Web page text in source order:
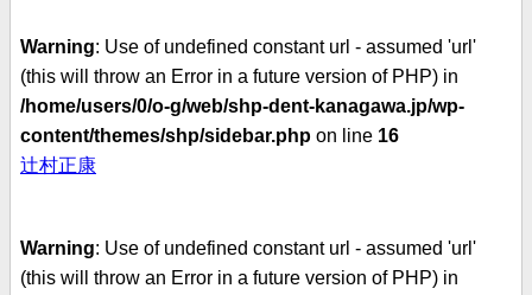
Warning: Use of undefined constant url - assumed 'url'
(this will throw an Error in a future version of PHP) in
/home/users/0/o-g/web/shp-dent-kanagawa.jp/wp-
content/themes/shp/sidebar.php on line 16
辻村正康
Warning: Use of undefined constant url - assumed 'url'
(this will throw an Error in a future version of PHP) in